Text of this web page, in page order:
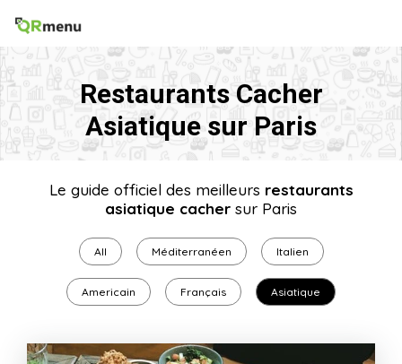
Restaurants Cacher
Asiatique sur Paris
Le guide officiel des meilleurs restaurants
asiatique cacher sur Paris
All Méditerranéen Italien
Americain Français Asiatique